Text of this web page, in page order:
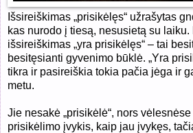
Išsireiškimas „prisikėlęs“ užrašytas
kas nurodo į tiesą, nesusietą su laiku.
išsireiškimas „yra prisikėlęs“ – tai
besitęsianti gyvenimo būklė. „Yra
tikra ir pasireiškia tokia pačia jėga ir
metu.
Jie nesakė „prisikėlė“, nors
prisikėlimo įvykis, kaip jau įvykęs,